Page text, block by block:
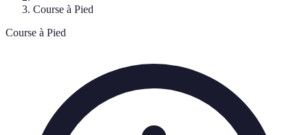
Course à Pied
Course à Pied